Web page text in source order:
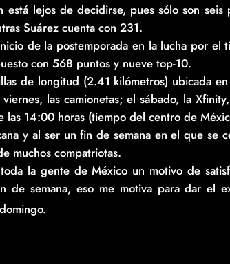
lejos de decidirse, pues sólo son seis
Suárez cuenta con 231.
de la postemporada en la lucha por el
con 568 puntos y nueve top-10.
de longitud (2.41 kilómetros) ubicada
las camionetas; el sábado, la
14:00 horas (tiempo del centro de
y al ser un fin de semana en el que se
muchos compatriotas.
la gente de México un motivo de
de semana, eso me motiva para dar el